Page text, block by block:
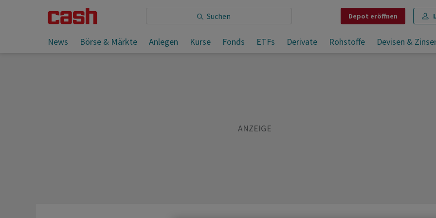
Depot eröffnen
News Börse & Märkte Anlegen Kurse Fonds ETFs Derivate Rohstoffe Devisen &